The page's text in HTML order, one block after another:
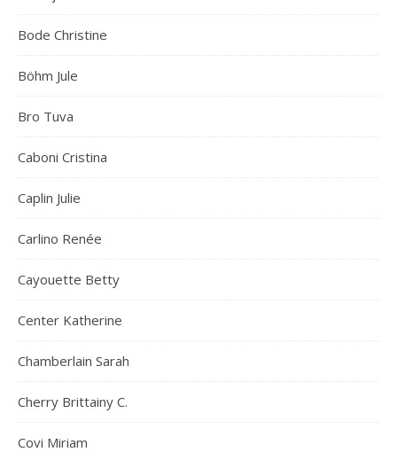
Bode Christine
Böhm Jule
Bro Tuva
Caboni Cristina
Caplin Julie
Carlino Renée
Cayouette Betty
Center Katherine
Chamberlain Sarah
Cherry Brittainy C.
Covi Miriam